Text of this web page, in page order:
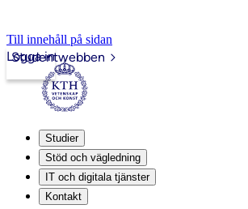
Till innehåll på sidan
Studentwebben
Logga in
Studier
Stöd och vägledning
IT och digitala tjänster
Kontakt